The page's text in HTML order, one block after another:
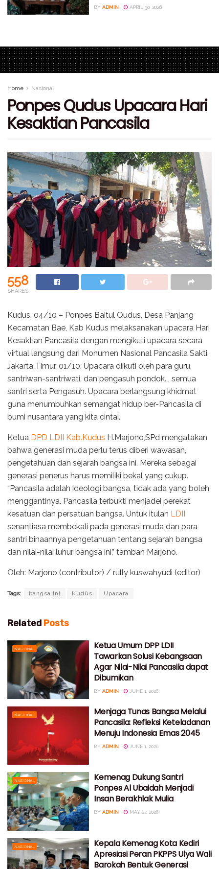
BY ADMIN APRIL 30, 2026
Home Nasional
Ponpes Qudus Upacara Hari
Kesaktian Pancasila
558
SHARES
Kudus, 04/10 – Ponpes Baitul Qudus, Desa Panjang
Kecamatan Bae, Kab Kudus melaksanakan upacara Hari
Kesaktian Pancasila dengan mengikuti upacara secara
virtual langsung dari Monumen Nasional Pancasila Sakti,
Jakarta Timur, 01/10. Upacara diikuti oleh para guru,
santriwan-santriwati, dan pengasuh pondok. , semua
santri serta Pengasuh. Upacara berlangsung khidmat
guna menumbuhkan semangat hidup ber-Pancasila di
bumi nusantara yang kita cintai.
Ketua DPD LDII Kab.Kudus H.Marjono,SPd mengatakan
bahwa generasi muda perlu terus diberi wawasan,
pengetahuan dan sejarah bangsa ini. Mereka sebagai
generasi penerus harus memiliki bekal yang cukup.
“Pancasila adalah ideologi bangsa, tidak ada yang boleh
menggantinya. Pancasila terbukti menjadei perekat
kesatuan dan persatuan bangsa. Untuk itulah LDII
senantiasa membekali pada generasi muda dan para
santri binaannya pengetahuan tentang sejarah bangsa
dan nilai-nilai luhur bangsa ini,” tambah Marjono.
Oleh: Marjono (contributor) / rully kuswahyudi (editor)
Tags: bangsa ini Kudüs Upacara
Related Posts
NASIONAL
Ketua Umum DPP LDII
Tawarkan Solusi Kebangsaan
Agar Nilai-Nilai Pancasila dapat
Dibumikan
BY ADMIN JUNE 1, 2026
NASIONAL
Menjaga Tunas Bangsa Melalui
Pancasila: Refleksi Keteladanan
Menuju Indonesia Emas 2045
BY ADMIN JUNE 1, 2026
NASIONAL
Kemenag Dukung Santri
Ponpes Al Ubaidah Menjadi
Insan Berakhlak Mulia
BY ADMIN MAY 27, 2026
NASIONAL
Kepala Kemenag Kota Kediri
Apresiasi Peran PKPPS Ulya Wali
Barokah Bentuk Generasi